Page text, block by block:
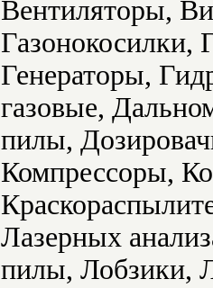
Вентиляторы,
Газонокосилки,
Генераторы,
газовые,
пилы,
Компрессоры,
Лазерных
пилы, Лобзики,